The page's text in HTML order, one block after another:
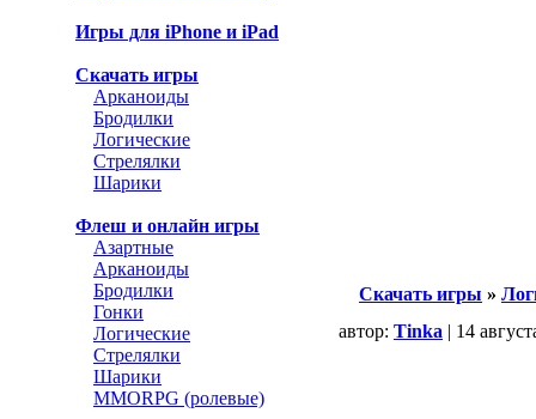
Игры для iPhone и iPad
Скачать игры
Арканоиды
Бродилки
Логические
Стрелялки
Шарики
Флеш и онлайн игры
Азартные
Арканоиды
Бродилки
Гонки
Логические
Стрелялки
Шарики
MMORPG (ролевые)
Скачать игры »
автор: Tinka | 14